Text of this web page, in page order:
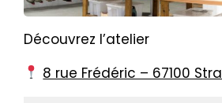
Découvrez l’atelier
8 rue Frédéric – 67100